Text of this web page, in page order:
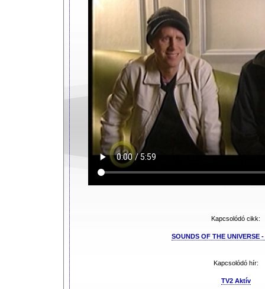
Kapcsolódó cikk:
SOUNDS OF THE UNIVERSE
Kapcsolódó hír:
TV2 Aktív